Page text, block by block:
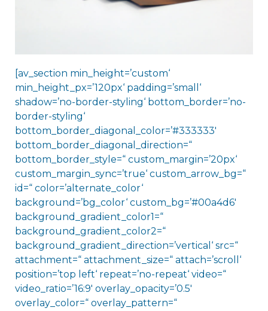
[av_section min_height=’custom‘
min_height_px=’120px‘ padding=’small‘
shadow=’no-border-styling‘ bottom_border=’no-
border-styling‘
bottom_border_diagonal_color=’#333333′
bottom_border_diagonal_direction=“
bottom_border_style=“ custom_margin=’20px‘
custom_margin_sync=’true‘ custom_arrow_bg=“
id=“ color=’alternate_color‘
background=’bg_color‘ custom_bg=’#00a4d6′
background_gradient_color1=“
background_gradient_color2=“
background_gradient_direction=’vertical‘ src=“
attachment=“ attachment_size=“ attach=’scroll‘
position=’top left‘ repeat=’no-repeat‘ video=“
video_ratio=’16:9′ overlay_opacity=’0.5′
overlay_color=“ overlay_pattern=“